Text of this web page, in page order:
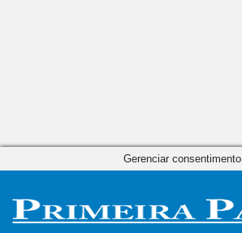
Gerenciar consentimento